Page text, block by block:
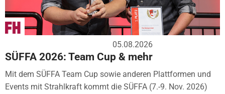
05.08.2026
SÜFFA 2026: Team Cup & mehr
Mit dem SÜFFA Team Cup sowie anderen Plattformen und
Events mit Strahlkraft kommt die SÜFFA (7.-9. Nov. 2026)